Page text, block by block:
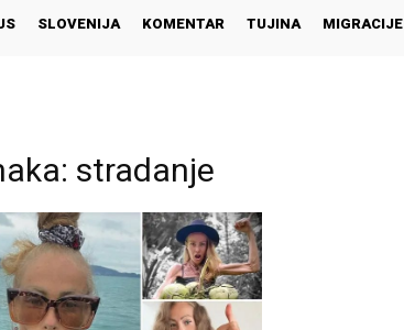
SLOVENIJA KOMENTAR TUJINA MIGRACIJE
stradanje